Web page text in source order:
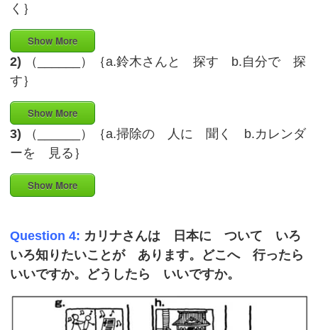
く｝
Show More
2) （______）｛a.鈴木さんと 探す b.自分で 探
す｝
Show More
3) （______）｛a.掃除の 人に 聞く b.カレンダ
ーを 見る｝
Show More
Question 4: カリナさんは 日本に ついて いろ
いろ知りたいことが あります。どこへ 行ったら
いいですか。どうしたら いいですか。